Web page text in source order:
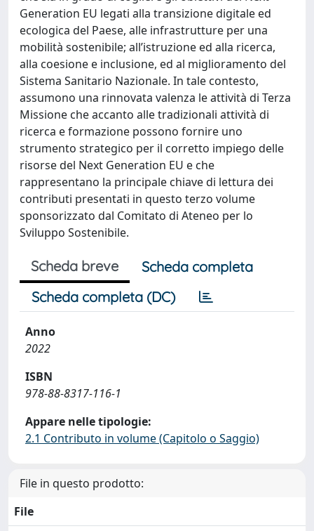
Generation EU legati alla transizione digitale ed
ecologica del Paese, alle infrastrutture per una
mobilità sostenibile; all’istruzione ed alla ricerca,
alla coesione e inclusione, ed al miglioramento del
Sistema Sanitario Nazionale. In tale contesto,
assumono una rinnovata valenza le attività di Terza
Missione che accanto alle tradizionali attività di
ricerca e formazione possono fornire uno
strumento strategico per il corretto impiego delle
risorse del Next Generation EU e che
rappresentano la principale chiave di lettura dei
contributi presentati in questo terzo volume
sponsorizzato dal Comitato di Ateneo per lo
Sviluppo Sostenibile.
Scheda breve
Scheda completa
Scheda completa (DC)
Anno
2022
ISBN
978-88-8317-116-1
Appare nelle tipologie:
2.1 Contributo in volume (Capitolo o Saggio)
File in questo prodotto:
File